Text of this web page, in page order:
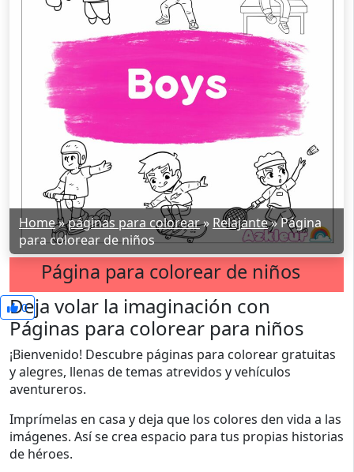
Home»páginas para colorear» Relajante»Página
para colorear de niños
Página para colorear de niños
0
Deja volar la imaginación con
Páginas para colorear para niños
¡Bienvenido! Descubre páginas para colorear gratuitas
y alegres, llenas de temas atrevidos y vehículos
aventureros.
Imprímelas en casa y deja que los colores den vida a las
imágenes. Así se crea espacio para tus propias historias
de héroes.